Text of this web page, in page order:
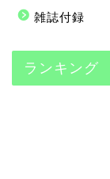
雑誌付録
ランキング